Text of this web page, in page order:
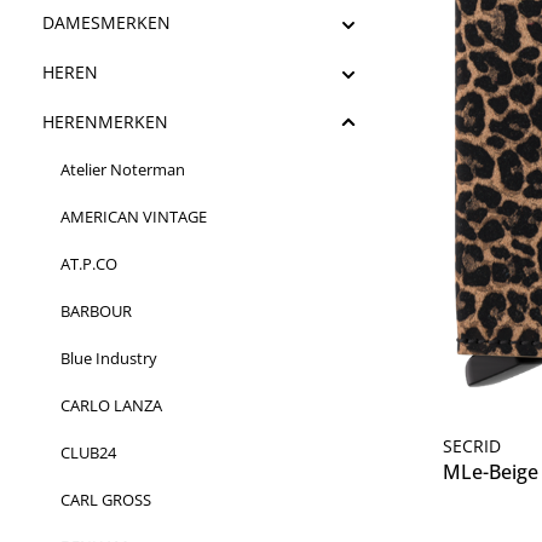
DAMESMERKEN
HEREN
HERENMERKEN
Atelier Noterman
AMERICAN VINTAGE
AT.P.CO
BARBOUR
Blue Industry
CARLO LANZA
CLUB24
CARL GROSS
SECRID
MLe-